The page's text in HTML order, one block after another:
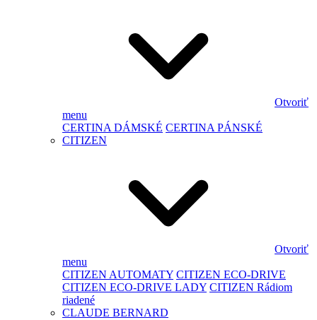
Otvoriť
menu
CERTINA DÁMSKÉ CERTINA PÁNSKÉ
CITIZEN
Otvoriť
menu
CITIZEN AUTOMATY CITIZEN ECO-DRIVE
CITIZEN ECO-DRIVE LADY CITIZEN Rádiom
riadené
CLAUDE BERNARD